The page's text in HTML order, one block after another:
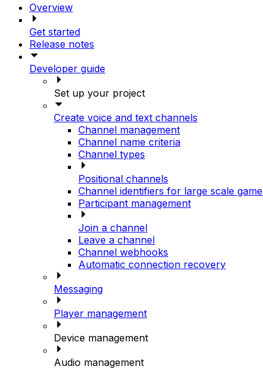
Overview
Get started
Release notes
Developer guide
Set up your project
Create voice and text channels
Channel management
Channel name criteria
Channel types
Positional channels
Channel identifiers for large scale
Participant management
Join a channel
Leave a channel
Channel webhooks
Automatic connection recovery
Messaging
Player management
Device management
Audio management